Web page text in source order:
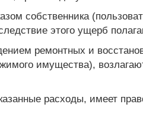
собственника
этого ущерб
ремонтных и
имущества),
расходы, имеет